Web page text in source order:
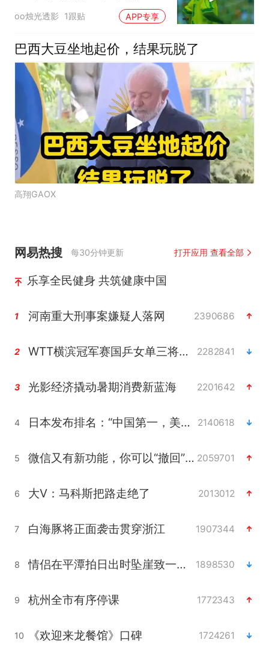
龙！
oo烛光透影 1跟贴 APP专享
巴西大豆坐地起价，结果玩脱了
高翔GAOX
网易热搜 每30分钟更新 打开应用 查看全部
乐享全民健身 共筑健康中国
1 河南重大刑事案嫌疑人落网 2390686
2 WTT横滨冠军赛国乒女单三将晋级四强 2282841
3 光影经济撬动暑期消费新蓝海 2201642
4 日本发布排名：“中国第一，美日德韩英法居后” 2140618
5 微信又有新功能，你可以“撤回”你的撤回了！ 2059701
6 大V：马科斯把路走绝了 2013012
7 白海豚将正面袭击贯穿浙江 1907344
8 情侣在平潭拍日出时坠崖致一死一伤 1898530
9 杭州全市有序停课 1772343
10 《欢迎来龙餐馆》口碑 1724261